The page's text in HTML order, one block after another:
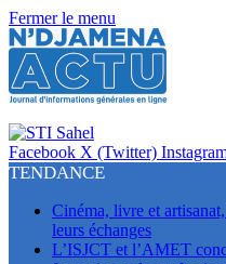
Fermer le menu
Facebook X (Twitter)
TENDANCE
Cinéma, livre et
leurs échanges
L’ISJCT et l’AMET